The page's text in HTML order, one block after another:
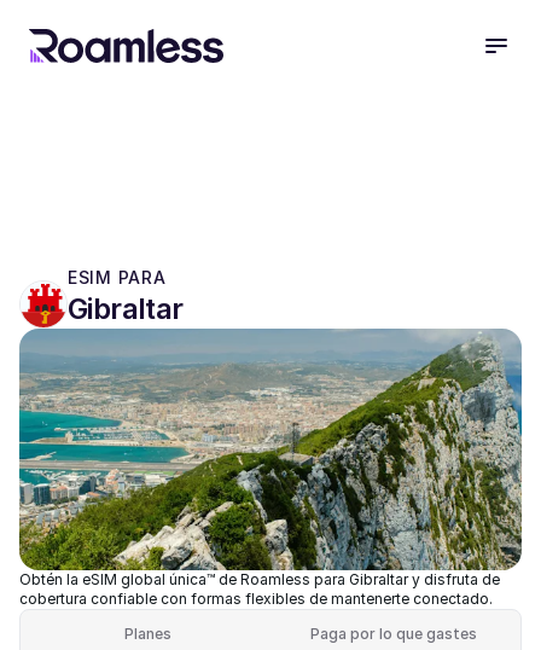
ESIM PARA
Gibraltar
Obtén la eSIM global única™ de Roamless para Gibraltar y disfruta de
cobertura confiable con formas flexibles de mantenerte conectado.
Planes
Paga por lo que gastes